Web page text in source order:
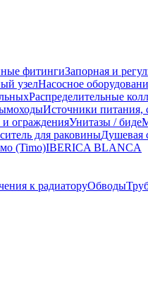
фитингиЗапорная и
узелНасосное
Распределительные
Источники питания,
огражденияУнитазы / биде
для раковиныДушевая
(Timo)IBERICA BLANCA
к радиаторуОбводы